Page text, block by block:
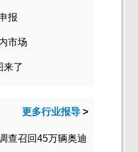
报
市场
来了
更多行业报导 >
查召回45万辆奥迪